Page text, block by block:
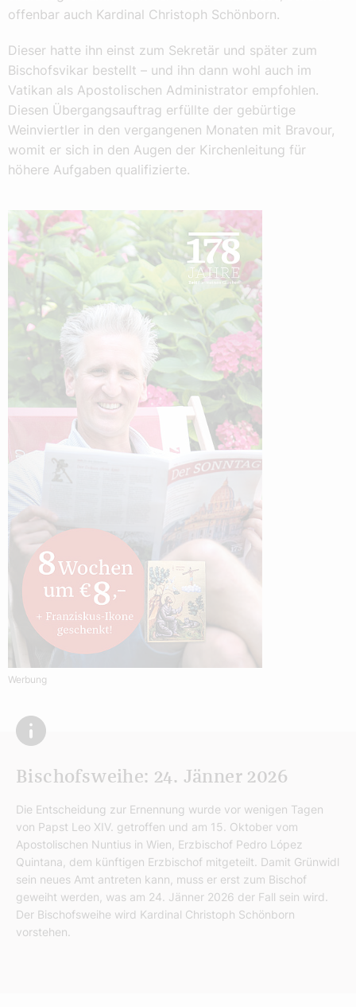
offenbar auch Kardinal Christoph Schönborn.
Dieser hatte ihn einst zum Sekretär und später zum
Bischofsvikar bestellt – und ihn dann wohl auch im
Vatikan als Apostolischen Administrator empfohlen.
Diesen Übergangsauftrag erfüllte der gebürtige
Weinviertler in den vergangenen Monaten mit Bravour,
womit er sich in den Augen der Kirchenleitung für
höhere Aufgaben qualifizierte.
Werbung
Bischofsweihe: 24. Jänner 2026
Die Entscheidung zur Ernennung wurde vor wenigen Tagen
von Papst Leo XIV. getroffen und am 15. Oktober vom
Apostolischen Nuntius in Wien, Erzbischof Pedro López
Quintana, dem künftigen Erzbischof mitgeteilt. Damit Grünwidl
sein neues Amt antreten kann, muss er erst zum Bischof
geweiht werden, was am 24. Jänner 2026 der Fall sein wird.
Der Bischofsweihe wird Kardinal Christoph Schönborn
vorstehen.